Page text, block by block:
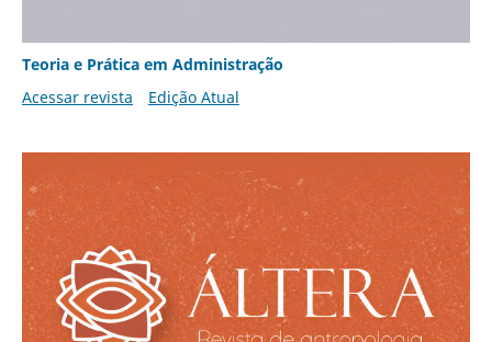
Teoria e Prática em Administração
Acessar revista
Edição Atual